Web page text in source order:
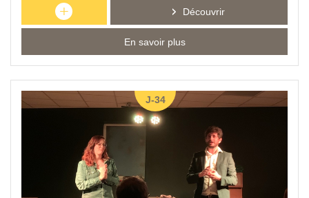
+ Découvrir
En savoir plus
J-34